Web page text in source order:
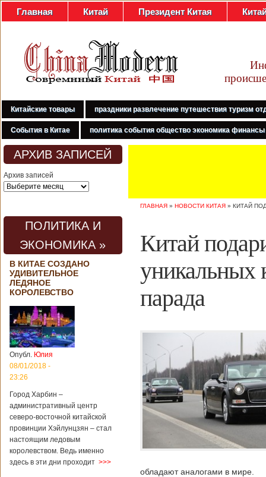
Главная Китай Президент Китая
Китайские товары праздники развлечение путешествия туризм
События в Китае политика события общество экономика финансы
АРХИВ ЗАПИСЕЙ
Архив записей
ПОЛИТИКА И
ЭКОНОМИКА »
В КИТАЕ СОЗДАНО
УДИВИТЕЛЬНОЕ
ЛЕДЯНОЕ
КОРОЛЕВСТВО
Опубл. Юлия
08/01/2018 -
23:26
Город Харбин –
административный центр
северо-восточной китайской
провинции Хэйлунцзян – стал
настоящим ледовым
королевством. Ведь именно
здесь в эти дни проходит >>>
ГЛАВНАЯ » НОВОСТИ КИТАЯ » КИТАЙ
Китай
уникальных
парада
обладают аналогами в мире.